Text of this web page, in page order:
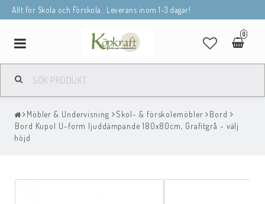
Allt för Skola och Förskola. Leverans inom 1-3 dagar!
0
Toggle
navigation
Möbler & Undervisning Skol- & förskolemöbler
Bord
Bord Kupol U-form ljuddämpande 180x80cm, Grafitgrå - välj
höjd